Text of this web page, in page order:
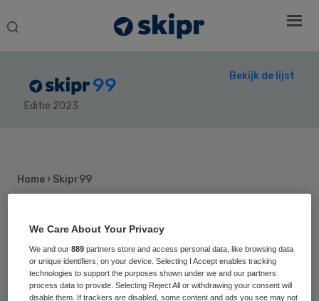
Search
99
Editie 2023
Bekijk de lijst
Home › Skipr99
55 Positie vorig jaar: 38
Joanne
Sidebar
We Care About Your Privacy
We and our889 partners store and access personal data, like browsing data
or unique identifiers, on your device. Selecting I Accept enables tracking
technologies to support the purposes shown under we and our partners
process data to provide. Selecting Reject All or withdrawing your consent will
disable them. If trackers are disabled, some content and ads you see may not